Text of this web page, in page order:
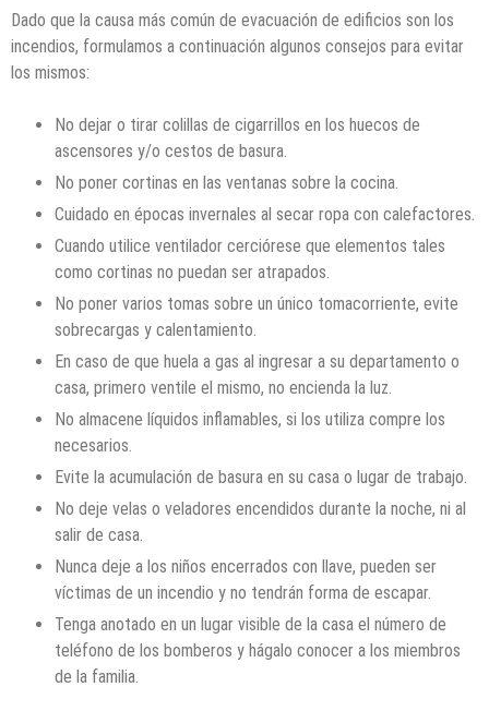
Dado que la causa más común de evacuación de edificios son los
incendios, formulamos a continuación algunos consejos para evitar
los mismos:
No dejar o tirar colillas de cigarrillos en los huecos de
ascensores y/o cestos de basura.
No poner cortinas en las ventanas sobre la cocina.
Cuidado en épocas invernales al secar ropa con calefactores.
Cuando utilice ventilador cerciórese que elementos tales
como cortinas no puedan ser atrapados.
No poner varios tomas sobre un único tomacorriente, evite
sobrecargas y calentamiento.
En caso de que huela a gas al ingresar a su departamento o
casa, primero ventile el mismo, no encienda la luz.
No almacene líquidos inflamables, si los utiliza compre los
necesarios.
Evite la acumulación de basura en su casa o lugar de trabajo.
No deje velas o veladores encendidos durante la noche, ni al
salir de casa.
Nunca deje a los niños encerrados con llave, pueden ser
víctimas de un incendio y no tendrán forma de escapar.
Tenga anotado en un lugar visible de la casa el número de
teléfono de los bomberos y hágalo conocer a los miembros
de la familia.